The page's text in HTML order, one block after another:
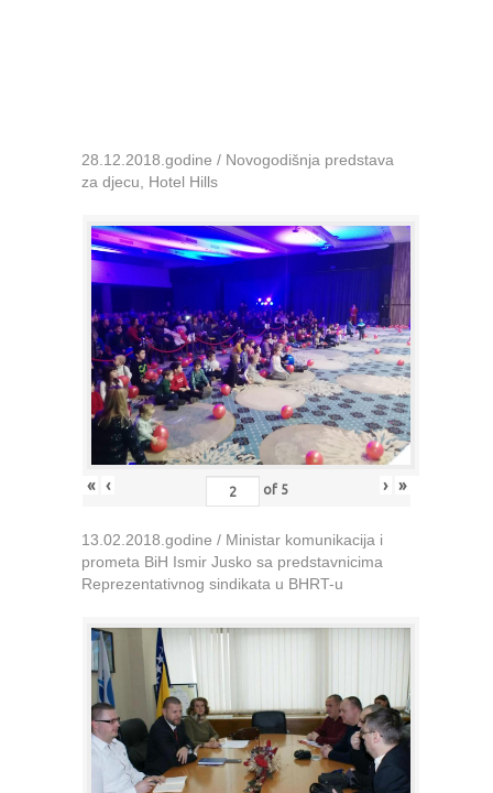
28.12.2018.godine / Novogodišnja predstava
za djecu, Hotel Hills
« ‹ of 5 › »
13.02.2018.godine / Ministar komunikacija i
prometa BiH Ismir Jusko sa predstavnicima
Reprezentativnog sindikata u BHRT-u